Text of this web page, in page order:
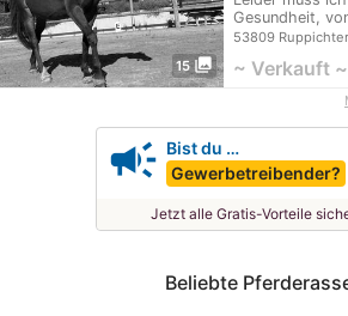
15 photo_library
Gesundheit,
53809
~ Verkauft ~
campaign Bist du …
Gewerbetreibender?
Jetzt alle Gratis-Vorteile
Beliebte